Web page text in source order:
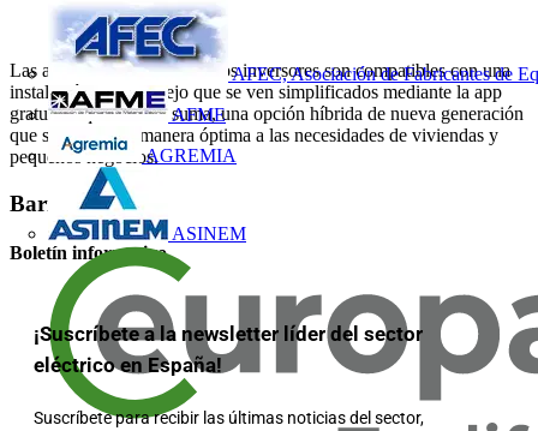
AFEC, Asociación de Fabricantes de
AFME
AGREMIA
ASINEM
Las altas prestaciones de estos inversores son compatibles con una
instalación y un manejo que se ven simplificados mediante la app
gratuita Equinox. En suma, una opción híbrida de nueva generación
que se adapta de manera óptima a las necesidades de viviendas y
pequeños negocios.
Barra lateral
Boletín informativo
¡Suscríbete a la newsletter líder del sector
eléctrico en España!
Suscríbete para recibir las últimas noticias del sector,